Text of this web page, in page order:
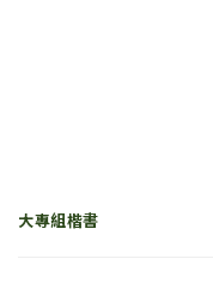
大專組楷書